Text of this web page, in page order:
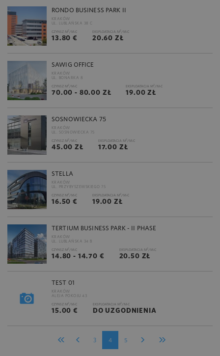
RONDO BUSINESS PARK II
KRAKÓW
UL. LUBLAŃSKA 38 C
CZYNSZ M2 /M-C
13.80 €
EKSPLOATACJA M2 /M-C
20.60 ZŁ
SAWIG OFFICE
KRAKÓW
UL. BONARKA 8
CZYNSZ M2 /M-C
70.00 - 80.00 ZŁ
EKSPLOATACJA M2 /M-C
19.00 ZŁ
SOSNOWIECKA 75
KRAKÓW
UL. SOSNOWIECKA 75
CZYNSZ M2 /M-C
45.00 ZŁ
EKSPLOATACJA M2 /M-C
17.00 ZŁ
STELLA
KRAKÓW
UL. PRZYBYSZEWSKIEGO 75
CZYNSZ M2 /M-C
16.50 €
EKSPLOATACJA M2 /M-C
19.00 ZŁ
TERTIUM BUSINESS PARK - II PHASE
KRAKÓW
UL. LUBLAŃSKA 34 B
CZYNSZ M2 /M-C
14.80 - 14.70 €
EKSPLOATACJA M2 /M-C
20.50 ZŁ
TEST 01
KRAKÓW
ALEJA POKOJU 43
CZYNSZ M2 /M-C
15.00 €
EKSPLOATACJA M2 /M-C
DO UZGODNIENIA
3 4 5